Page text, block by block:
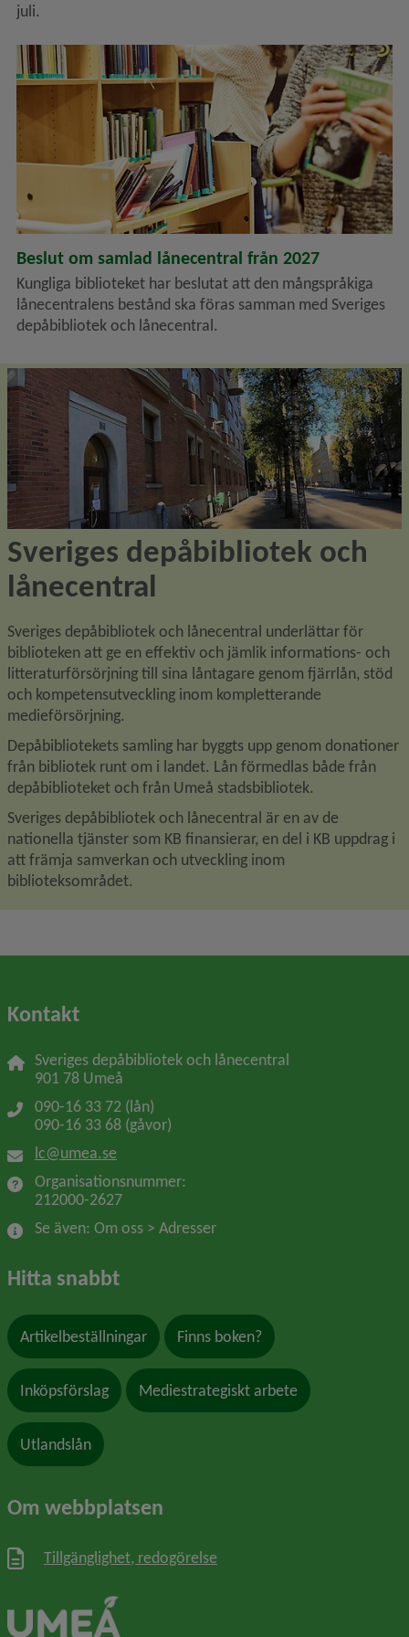
juli.
Bokvagn och två personer delvis skymda, bild från KB.
Beslut om samlad lånecentral från 2027
Kungliga biblioteket har beslutat att den mångspråkiga
lånecentralens bestånd ska föras samman med Sveriges
depåbibliotek och lånecentral.
Sveriges depåbibliotek och
lånecentral
Sveriges depåbibliotek och lånecentral underlättar för
biblioteken att ge en effektiv och jämlik informations- och
litteraturförsörjning till sina låntagare genom fjärrlån, stöd
och kompetensutveckling inom kompletterande
medieförsörjning.
Depåbibliotekets samling har byggts upp genom donationer
från bibliotek runt om i landet. Lån förmedlas både från
depåbiblioteket och från Umeå stadsbibliotek.
Sveriges depåbibliotek och lånecentral är en av de
nationella tjänster som KB finansierar, en del i KB uppdrag i
att främja samverkan och utveckling inom
biblioteksområdet.
Kontakt
Sveriges depåbibliotek och lånecentral
901 78 Umeå
090-16 33 72 (lån)
090-16 33 68 (gåvor)
lc@umea.se
Organisationsnummer:
212000-2627
Se även: Om oss > Adresser
Hitta snabbt
Artikelbeställningar Finns boken?
Inköpsförslag Mediestrategiskt arbete
Utlandslån
Om webbplatsen
Tillgänglighet, redogörelse